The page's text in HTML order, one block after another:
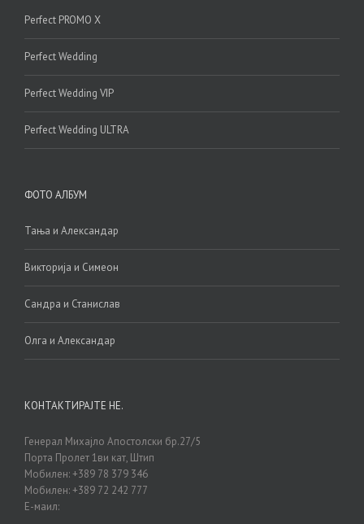
Perfect PROMO X
Perfect Wedding
Perfect Wedding VIP
Perfect Wedding ULTRA
ФОТО АЛБУМ
Тања и Александар
Викторија и Симеон
Сандра и Станислав
Олга и Александар
КОНТАКТИРАЈТЕ НЕ.
Генерал Михајло Апостолски бр.27/5
Порта Пролет 1ви кат, Штип
Мобилен: +389 78 379 346
Мобилен: +389 72 242 777
Е-маил: